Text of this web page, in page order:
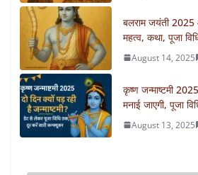
बलराम जयंती
महत्व, कथा, पूजा
August 14, 2025
कृष्ण जन्माष्टमी
मनाई जाएगी, पूजा
August 13, 2025